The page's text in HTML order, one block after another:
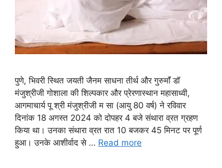
पुणे, भिवरी स्थित जयती जैनम साधना तीर्थ और गुरुमाॅं डॉ
मंजुश्रीजी गोशाला की शिल्पकार और प्रेरणास्थान महासाध्वी,
आगमाचार्य पू श्री मंजुश्रीजी म सा (आयु 80 वर्ष) ने रविवार
दिनांक 18 अगस्त 2024 को दोपहर 4 बजे संथारा व्रत ग्रहण
किया था। उनका संथारा व्रत रात 10 बजकर 45 मिनट पर पूर्ण
हुआ। उनके आशीर्वाद से … Read more